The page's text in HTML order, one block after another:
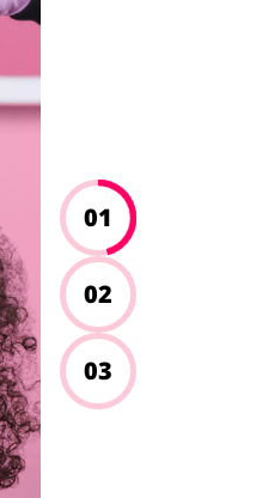
01
02
03